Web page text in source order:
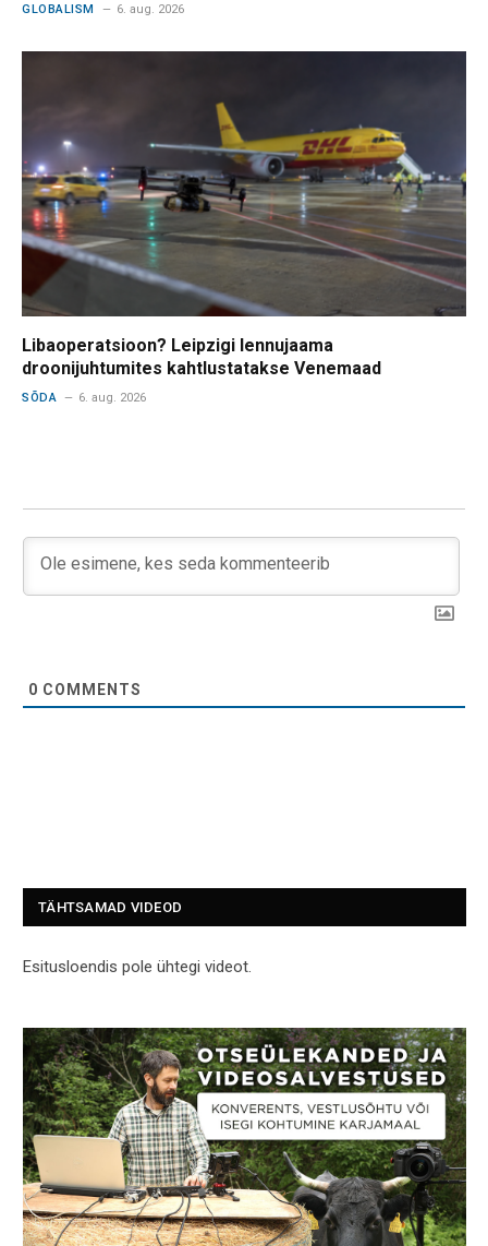
GLOBALISM 6. aug. 2026
Libaoperatsioon? Leipzigi lennujaama
droonijuhtumites kahtlustatakse Venemaad
SÕDA 6. aug. 2026
0 COMMENTS
TÄHTSAMAD VIDEOD
Esitusloendis pole ühtegi videot.